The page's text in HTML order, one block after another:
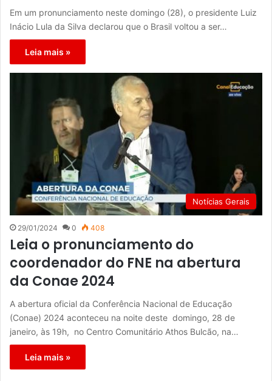
Em um pronunciamento neste domingo (28), o presidente Luiz
Inácio Lula da Silva declarou que o Brasil voltou a ser…
Leia mais »
Notícias Gerais
29/01/2024 0 408
Leia o pronunciamento do
coordenador do FNE na abertura
da Conae 2024
A abertura oficial da Conferência Nacional de Educação
(Conae) 2024 aconteceu na noite deste domingo, 28 de
janeiro, às 19h, no Centro Comunitário Athos Bulcão, na…
Leia mais »